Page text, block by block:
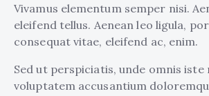
Vivamus elementum semper nisi.
eleifend tellus. Aenean leo ligula,
consequat vitae, eleifend ac, enim.
Sed ut perspiciatis, unde omnis
voluptatem accusantium